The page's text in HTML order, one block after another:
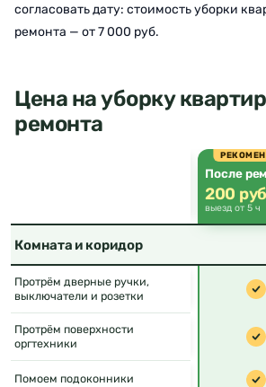
согласовать дату: стоимость уборки
ремонта — от 7 000 руб.
Цена на уборку
ремонта
После
200
выезд от 5 ч
Комната и коридор
Протрём дверные ручки,
выключатели и розетки
Протрём поверхности
оргтехники
Помоем подоконники